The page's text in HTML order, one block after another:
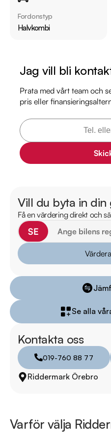
Varför välja
Möjlighet till 12-60 månaders
2025-03-07 - 8073 mil
Besök
för att:
• Se närbilder och film på bilen
• Reservera bilen direkt online
• Få mer info om utrustning
* Störst i Sverige på
* Erbjuder hemleverans i hela
* 14 dagars helförsäkring via
* Över 10 tusen omdömen på
* Våra bilar är testade på över
RIDDERMARK BIL
Skydda din bil med vårt
månaders garanti och
enkelt hos oss.
Med korta lagertider
idag för att reservera din bil:
Se hur vi genomför våra tester
Fordonstyp
Halvkombi
Jag vill bli
Prata med vårt team och
pris eller
Vill du byta in din
Få en värdering direkt och
SE
Se alla
Kontakta oss
019-760 88 77
Riddermark Örebro